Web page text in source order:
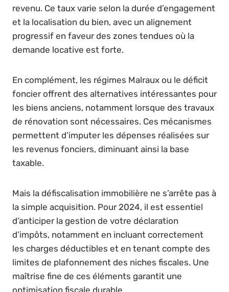
revenu. Ce taux varie selon la durée d’engagement
et la localisation du bien, avec un alignement
progressif en faveur des zones tendues où la
demande locative est forte.
En complément, les régimes Malraux ou le déficit
foncier offrent des alternatives intéressantes pour
les biens anciens, notamment lorsque des travaux
de rénovation sont nécessaires. Ces mécanismes
permettent d’imputer les dépenses réalisées sur
les revenus fonciers, diminuant ainsi la base
taxable.
Mais la défiscalisation immobilière ne s’arrête pas à
la simple acquisition. Pour 2024, il est essentiel
d’anticiper la gestion de votre déclaration
d’impôts, notamment en incluant correctement
les charges déductibles et en tenant compte des
limites de plafonnement des niches fiscales. Une
maîtrise fine de ces éléments garantit une
optimisation fiscale durable.